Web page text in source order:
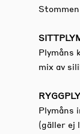
Plymåns
mix av
Plymåns
(gäller ej